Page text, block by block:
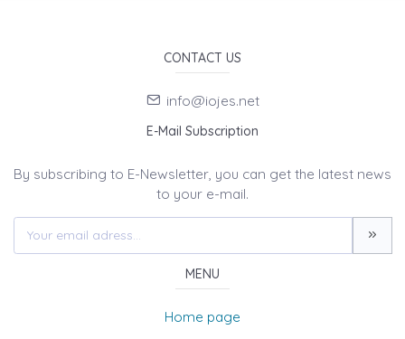
CONTACT US
info@iojes.net
E-Mail Subscription
By subscribing to E-Newsletter, you can get the latest news
to your e-mail.
MENU
Home page